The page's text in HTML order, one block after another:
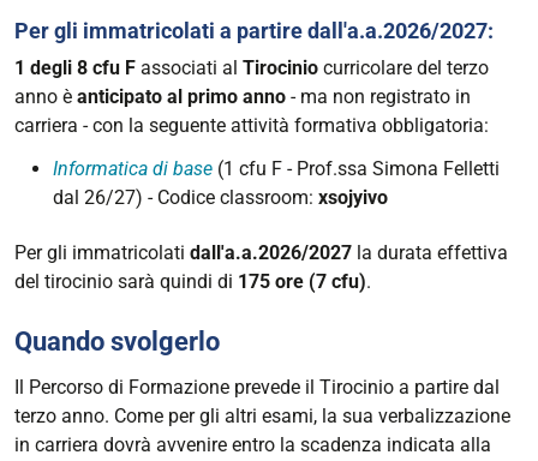
Per gli immatricolati a partire dall'a.a.2026/2027:
1 degli 8 cfu F associati al Tirocinio curricolare del terzo
anno è anticipato al primo anno - ma non registrato in
carriera - con la seguente attività formativa obbligatoria:
Informatica di base (1 cfu F - Prof.ssa Simona Felletti
dal 26/27) - Codice classroom: xsojyivo
Per gli immatricolati dall'a.a.2026/2027 la durata effettiva
del tirocinio sarà quindi di 175 ore (7 cfu).
Quando svolgerlo
Il Percorso di Formazione prevede il Tirocinio a partire dal
terzo anno. Come per gli altri esami, la sua verbalizzazione
in carriera dovrà avvenire entro la scadenza indicata alla